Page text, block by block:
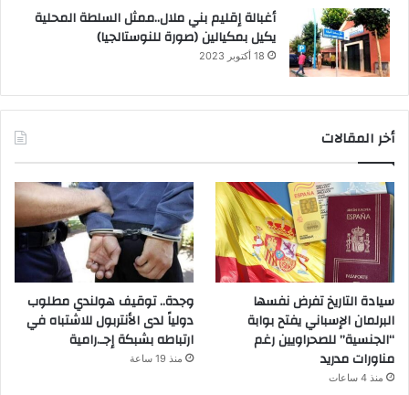
أغبالة إقليم بني ملال..ممثل السلطة المحلية
يكيل بمكيالين (صورة للنوستالجيا)
18 أكتوبر 2023
أخر المقالات
سيادة التاريخ تفرض نفسها
البرلمان الإسباني يفتح بوابة
“الجنسية” للصحراويين رغم
مناورات مدريد
منذ 4 ساعات
وجدة.. توقيف هولندي مطلوب
دولياً لدى الأنتربول للاشتباه في
ارتباطه بشبكة إجـ.رامية
منذ 19 ساعة